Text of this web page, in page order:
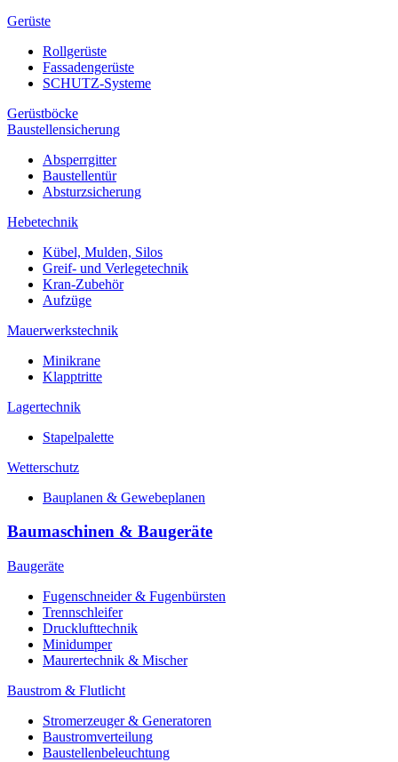
Gerüste
Rollgerüste
Fassadengerüste
SCHUTZ-Systeme
Gerüstböcke
Baustellensicherung
Absperrgitter
Baustellentür
Absturzsicherung
Hebetechnik
Kübel, Mulden, Silos
Greif- und Verlegetechnik
Kran-Zubehör
Aufzüge
Mauerwerkstechnik
Minikrane
Klapptritte
Lagertechnik
Stapelpalette
Wetterschutz
Bauplanen & Gewebeplanen
Baumaschinen & Baugeräte
Baugeräte
Fugenschneider & Fugenbürsten
Trennschleifer
Drucklufttechnik
Minidumper
Maurertechnik & Mischer
Baustrom & Flutlicht
Stromerzeuger & Generatoren
Baustromverteilung
Baustellenbeleuchtung